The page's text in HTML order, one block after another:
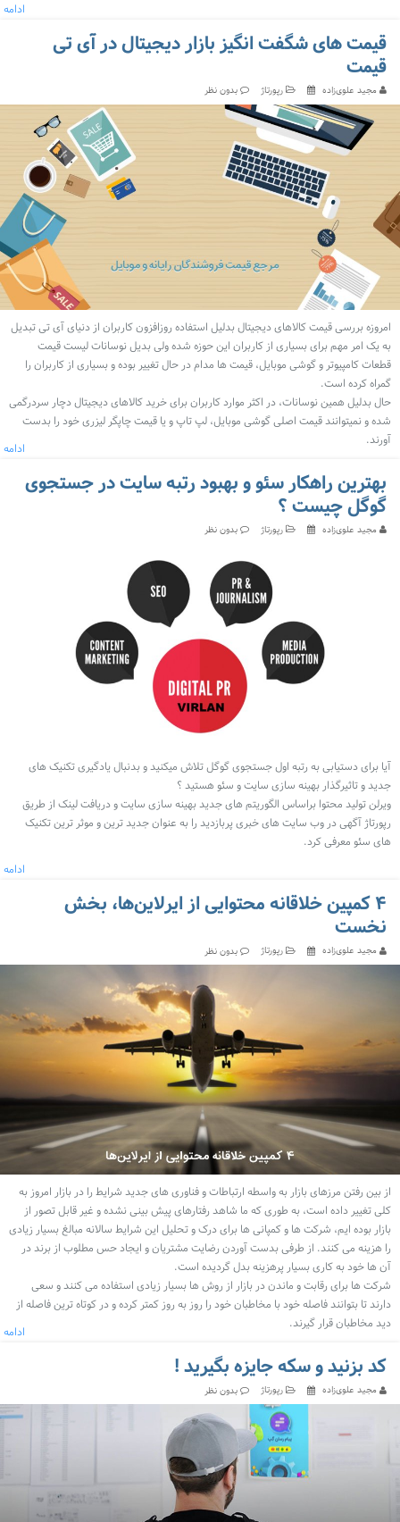
ادامه
قیمت های شگفت انگیز بازار دیجیتال در آی تی
قیمت
مجید علوی‌زاده رپورتاژ بدون نظر
امروزه بررسی قیمت کالاهای دیجیتال بدلیل استفاده روزافزون کاربران از دنیای آی تی تبدیل
به یک امر مهم برای بسیاری از کاربران این حوزه شده ولی بدیل نوسانات لیست قیمت
قطعات کامپیوتر و گوشی موبایل، قیمت ها مدام در حال تغییر بوده و بسیاری از کاربران را
گمراه کرده است.
حال بدلیل همین نوسانات، در اکثر موارد کاربران برای خرید کالاهای دیجیتال دچار سردرگمی
شده و نمیتوانند قیمت اصلی گوشی موبایل، لپ تاپ و یا قیمت چاپگر لیزری خود را بدست
آورند.
ادامه
بهترین راهکار سئو و بهبود رتبه سایت در جستجوی
گوگل چیست ؟
مجید علوی‌زاده رپورتاژ بدون نظر
آیا برای دستیابی به رتبه اول جستجوی گوگل تلاش میکنید و بدنبال یادگیری تکنیک های
جدید و تاثیرگذار بهینه سازی سایت و سئو هستید ؟
ویرلن تولید محتوا براساس الگوریتم های جدید بهینه سازی سایت و دریافت لینک از طریق
رپورتاژ آگهی در وب‌ سایت های خبری پربازدید را به عنوان جدید ترین و موثر ترین تکنیک
های سئو معرفی کرد.
ادامه
۴ کمپین خلاقانه محتوایی از ایرلاین‌ها، بخش
نخست
مجید علوی‌زاده رپورتاژ بدون نظر
از بین رفتن مرزهای بازار به واسطه ارتباطات و فناوری های جدید شرایط را در بازار امروز به
کلی تغییر داده است، به طوری که ما شاهد رفتارهای پیش بینی نشده و غیر قابل تصور از
بازار بوده ایم، شرکت ها و کمپانی ها برای درک و تحلیل این شرایط سالانه مبالغ بسیار زیادی
را هزینه می کنند. از طرفی بدست آوردن رضایت مشتریان و ایجاد حس مطلوب از برند در
آن ها خود به کاری بسیار پرهزینه بدل گردیده است.
شرکت ها برای رقابت و ماندن در بازار از روش ها بسیار زیادی استفاده می کنند و سعی
دارند تا بتوانند فاصله خود با مخاطبان خود را روز به روز کمتر کرده و در کوتاه ترین فاصله از
دید مخاطبان قرار گیرند.
ادامه
کد بزنید و سکه جایزه بگیرید !
مجید علوی‌زاده رپورتاژ بدون نظر